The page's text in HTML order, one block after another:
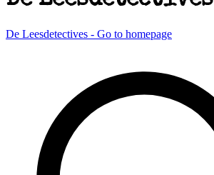
De Leesdetectives - Go to homepage